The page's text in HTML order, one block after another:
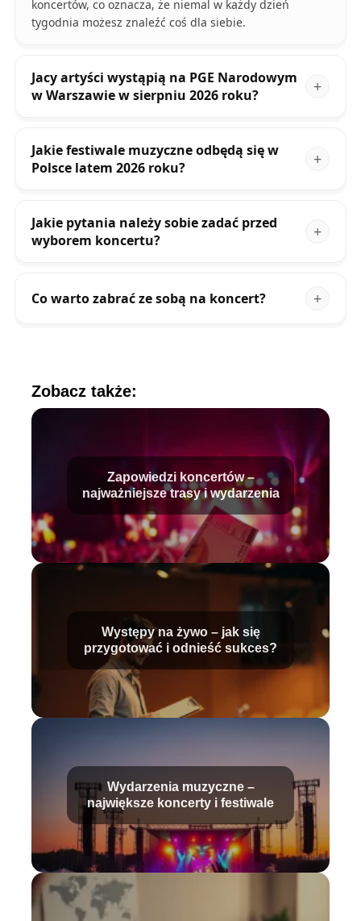
koncertów, co oznacza, że niemal w każdy dzień
tygodnia możesz znaleźć coś dla siebie.
Jacy artyści wystąpią na PGE Narodowym
w Warszawie w sierpniu 2026 roku?
Jakie festiwale muzyczne odbędą się w
Polsce latem 2026 roku?
Jakie pytania należy sobie zadać przed
wyborem koncertu?
Co warto zabrać ze sobą na koncert?
Zobacz także:
Zapowiedzi koncertów –
najważniejsze trasy i wydarzenia
Występy na żywo – jak się
przygotować i odnieść sukces?
Wydarzenia muzyczne –
największe koncerty i festiwale